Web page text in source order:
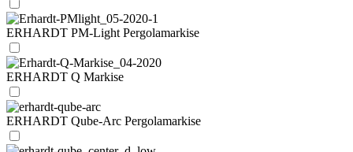
ERHARDT PM-Light Pergolamarkise
ERHARDT Q Markise
ERHARDT Qube-Arc Pergolamarkise